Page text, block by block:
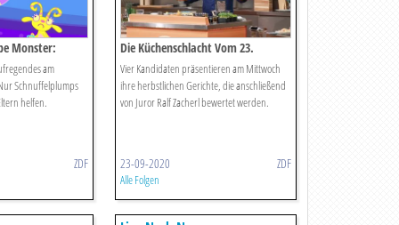
Monster:
am
Schnuffelplumps
helfen.
ZDF
Die Küchenschlacht Vom 23.
September
Vier Kandidaten präsentieren am Mittwoch
ihre herbstlichen Gerichte, die anschließend
von Juror Ralf Zacherl bewertet werden.
23-09-2020 ZDF
Alle Folgen